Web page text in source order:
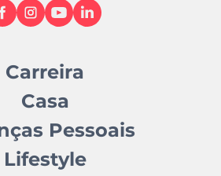
Carreira
Casa
Pessoais
Lifestyle